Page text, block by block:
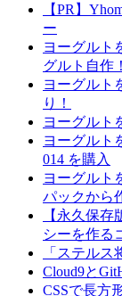
【PR】
ー
ヨーグルト
グルト自作！
ヨーグルト
り！
ヨーグルト
ヨーグルト
014 を購入
ヨーグルト
パックから
【永久保
シーを作る
「ステルス
Cloud9と
CSSで長方